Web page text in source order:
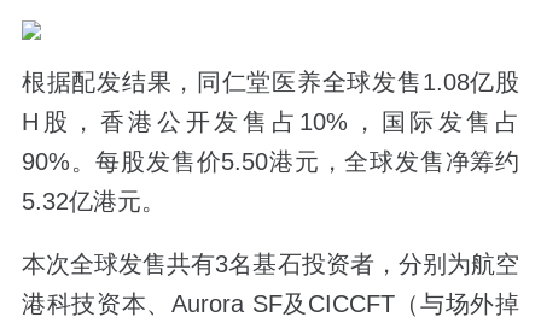
根据配发结果，同仁堂医养全球发售1.08亿股
H股，香港公开发售占10%，国际发售占
90%。每股发售价5.50港元，全球发售净筹约
5.32亿港元。
本次全球发售共有3名基石投资者，分别为航空
港科技资本、Aurora SF及CICCFT（与场外掉